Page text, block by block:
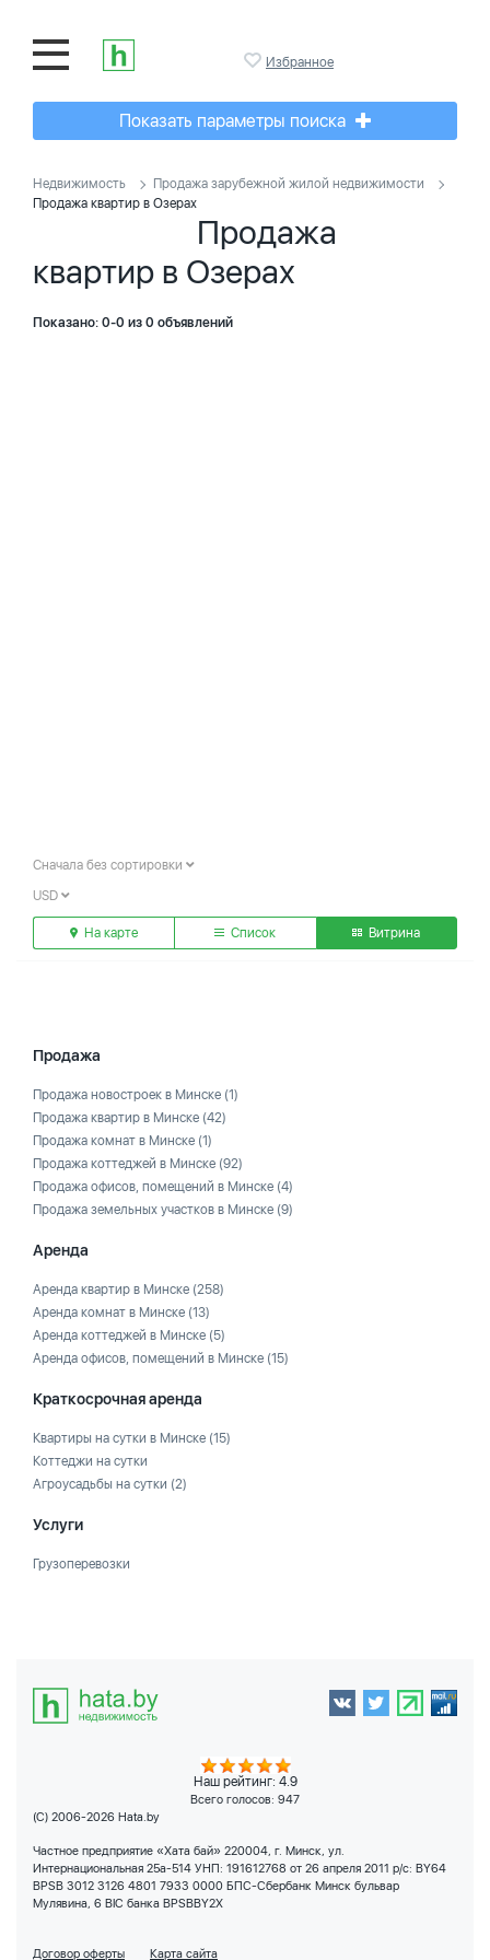
Избранное
Показать параметры поиска
Недвижимость
Продажа зарубежной жилой недвижимости
Продажа квартир в Озерах
Продажа
квартир в Озерах
Показано: 0-0 из 0 объявлений
Сначала без сортировки
USD
На карте Список Витрина
Продажа
Продажа новостроек в Минске (1)
Продажа квартир в Минске (42)
Продажа комнат в Минске (1)
Продажа коттеджей в Минске (92)
Продажа офисов, помещений в Минске (4)
Продажа земельных участков в Минске (9)
Аренда
Аренда квартир в Минске (258)
Аренда комнат в Минске (13)
Аренда коттеджей в Минске (5)
Аренда офисов, помещений в Минске (15)
Краткосрочная аренда
Квартиры на сутки в Минске (15)
Коттеджи на сутки
Агроусадьбы на сутки (2)
Услуги
Грузоперевозки
Наш рейтинг: 4.9
Всего голосов: 947
(C) 2006-2026 Hata.by
Частное предприятие «Хата бай» 220004, г. Минск, ул.
Интернациональная 25а-514 УНП: 191612768 от 26 апреля 2011 р/с: BY64
BPSB 3012 3126 4801 7933 0000 БПС-Сбербанк Минск бульвар
Мулявина, 6 BIC банка BPSBBY2X
Договор оферты Карта сайта